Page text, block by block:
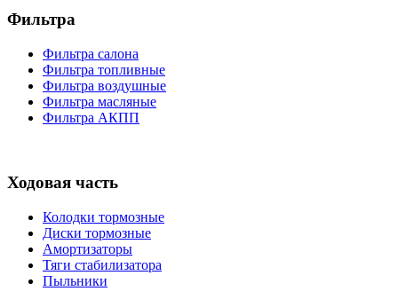
Фильтра
Фильтра салона
Фильтра топливные
Фильтра воздушные
Фильтра масляные
Фильтра АКПП
Ходовая часть
Колодки тормозные
Диски тормозные
Амортизаторы
Тяги стабилизатора
Пыльники